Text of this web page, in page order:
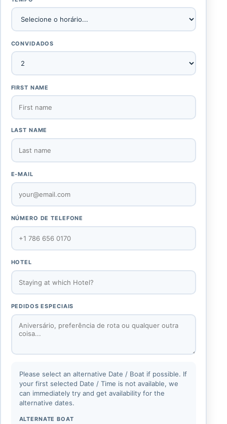
CONVIDADOS
FIRST NAME
LAST NAME
E-MAIL
NÚMERO DE TELEFONE
HOTEL
PEDIDOS ESPECIAIS
Please select an alternative Date / Boat if possible. If
your first selected Date / Time is not available, we
can immediately try and get availability for the
alternative dates.
ALTERNATE BOAT